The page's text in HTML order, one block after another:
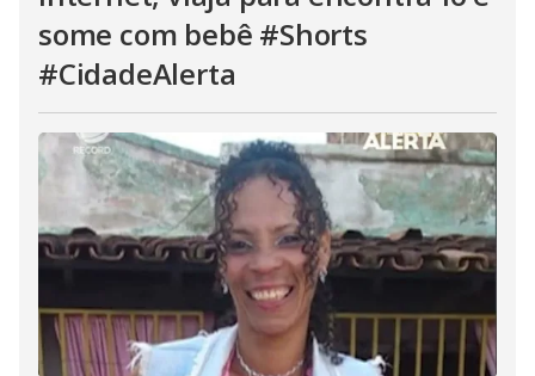
some com bebê #Shorts
#CidadeAlerta